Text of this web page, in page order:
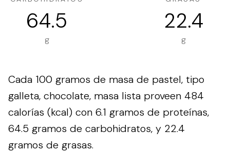
64.5
g
22.4
g
Cada 100 gramos de masa de pastel, tipo
galleta, chocolate, masa lista proveen 484
calorías (kcal) con 6.1 gramos de proteínas,
64.5 gramos de carbohidratos, y 22.4
gramos de grasas.